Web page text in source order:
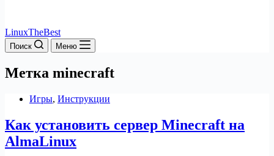
LinuxTheBest
Поиск Меню
Метка minecraft
Игры, Инструкции
Как установить сервер Minecraft на
AlmaLinux